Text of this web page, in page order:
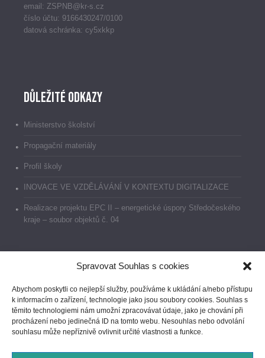
Spravovat Souhlas s cookies
Abychom poskytli co nejlepší služby, používáme k ukládání a/nebo přístupu
k informacím o zařízení, technologie jako jsou soubory cookies. Souhlas s
těmito technologiemi nám umožní zpracovávat údaje, jako je chování při
procházení nebo jedinečná ID na tomto webu. Nesouhlas nebo odvolání
souhlasu může nepříznivě ovlivnit určité vlastnosti a funkce.
email: ZSPNB@kr-s.cz
číslo účtu: 9166430247/0100
datová schránka: cy5xkkp
Důležité odkazy
Ministerstvo školství
Propagační materiály
Profil školy
INOVACE VE VZDĚLÁVÁNÍ V KONTEXTU DIGITALIZACE
Realizace projektu EPC II – energetické úspory Středočeského
kraje – soubor objektů č. 04
Prohlášení o přístupnosti
GDPR